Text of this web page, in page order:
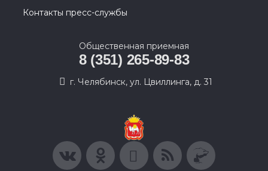
Контакты пресс-службы
Общественная приемная
8 (351) 265-89-83
г. Челябинск, ул. Цвиллинга, д. 31